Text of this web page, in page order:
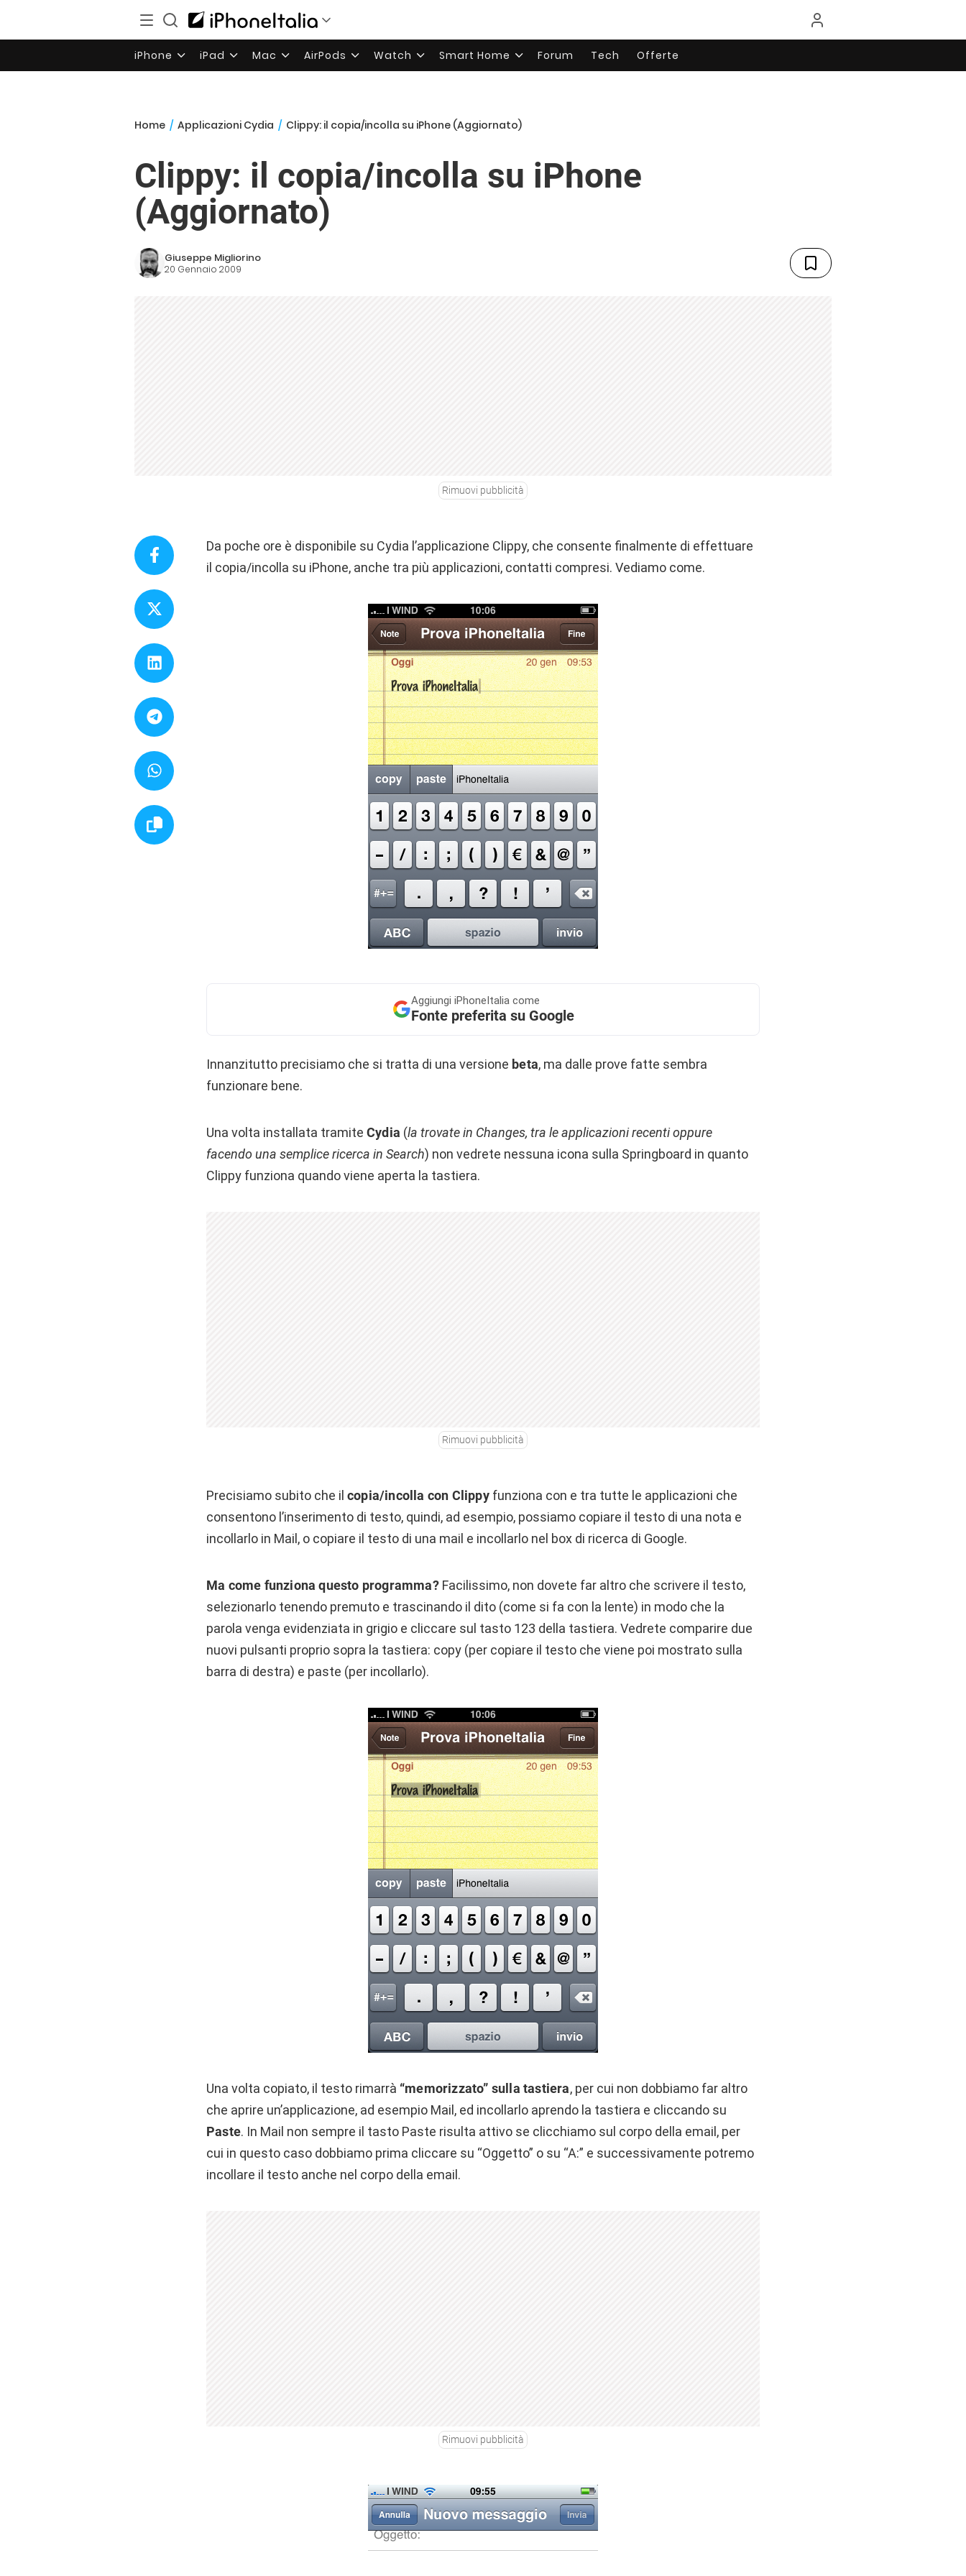
iPhone iPad Mac AirPods Watch Smart Home Forum Tech Offerte
Home / Applicazioni Cydia / Clippy: il copia/incolla su iPhone (Aggiornato)
Clippy: il copia/incolla su iPhone
(Aggiornato)
Giuseppe Migliorino
20 Gennaio 2009
Rimuovi pubblicità
Da poche ore è disponibile su Cydia l’applicazione Clippy, che consente finalmente di effettuare
il copia/incolla su iPhone, anche tra più applicazioni, contatti compresi. Vediamo come.
Aggiungi iPhoneItalia come
Fonte preferita su Google
Innanzitutto precisiamo che si tratta di una versione beta, ma dalle prove fatte sembra
funzionare bene.
Una volta installata tramite Cydia (la trovate in Changes, tra le applicazioni recenti oppure
facendo una semplice ricerca in Search) non vedrete nessuna icona sulla Springboard in quanto
Clippy funziona quando viene aperta la tastiera.
Rimuovi pubblicità
Precisiamo subito che il copia/incolla con Clippy funziona con e tra tutte le applicazioni che
consentono l’inserimento di testo, quindi, ad esempio, possiamo copiare il testo di una nota e
incollarlo in Mail, o copiare il testo di una mail e incollarlo nel box di ricerca di Google.
Ma come funziona questo programma?Facilissimo, non dovete far altro che scrivere il testo,
selezionarlo tenendo premuto e trascinando il dito (come si fa con la lente) in modo che la
parola venga evidenziata in grigio e cliccare sul tasto 123 della tastiera. Vedrete comparire due
nuovi pulsanti proprio sopra la tastiera: copy (per copiare il testo che viene poi mostrato sulla
barra di destra) e paste (per incollarlo).
Una volta copiato, il testo rimarrà “memorizzato” sulla tastiera, per cui non dobbiamo far altro
che aprire un’applicazione, ad esempio Mail, ed incollarlo aprendo la tastiera e cliccando su
Paste. In Mail non sempre il tasto Paste risulta attivo se clicchiamo sul corpo della email, per
cui in questo caso dobbiamo prima cliccare su “Oggetto” o su “A:” e successivamente potremo
incollare il testo anche nel corpo della email.
Rimuovi pubblicità